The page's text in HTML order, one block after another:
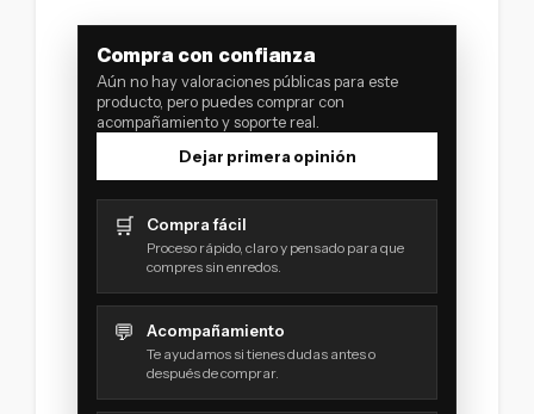
Compra con confianza
Aún no hay valoraciones públicas para este
producto, pero puedes comprar con
acompañamiento y soporte real.
Dejar primera opinión
🛒 Compra fácil
Proceso rápido, claro y pensado para que
compres sin enredos.
💬 Acompañamiento
Te ayudamos si tienes dudas antes o
después de comprar.